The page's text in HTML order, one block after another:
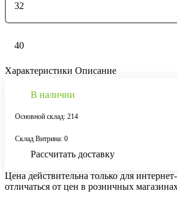
32
40
Характеристики Описание
В наличии
Основной склад: 214
Склад Витрина: 0
Рассчитать доставку
Цена действительна только для
отличаться от цен в розничных